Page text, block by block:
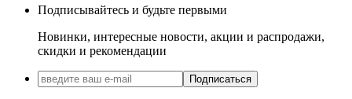
Подписывайтесь и будьте первыми
Новинки, интересные новости, акции и распродажи,
скидки и рекомендации
Подписаться